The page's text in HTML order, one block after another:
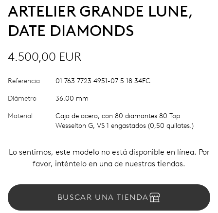
ARTELIER GRANDE LUNE,
DATE DIAMONDS
4.500,00 EUR
Referencia 01 763 7723 4951-07 5 18 34FC
Diámetro 36.00 mm
Material
Caja de acero, con 80 diamantes 80 Top
Wesselton G, VS 1 engastados (0,50 quilates.)
Lo sentimos, este modelo no está disponible en línea. Por
favor, inténtelo en una de nuestras tiendas.
BUSCAR UNA TIENDA